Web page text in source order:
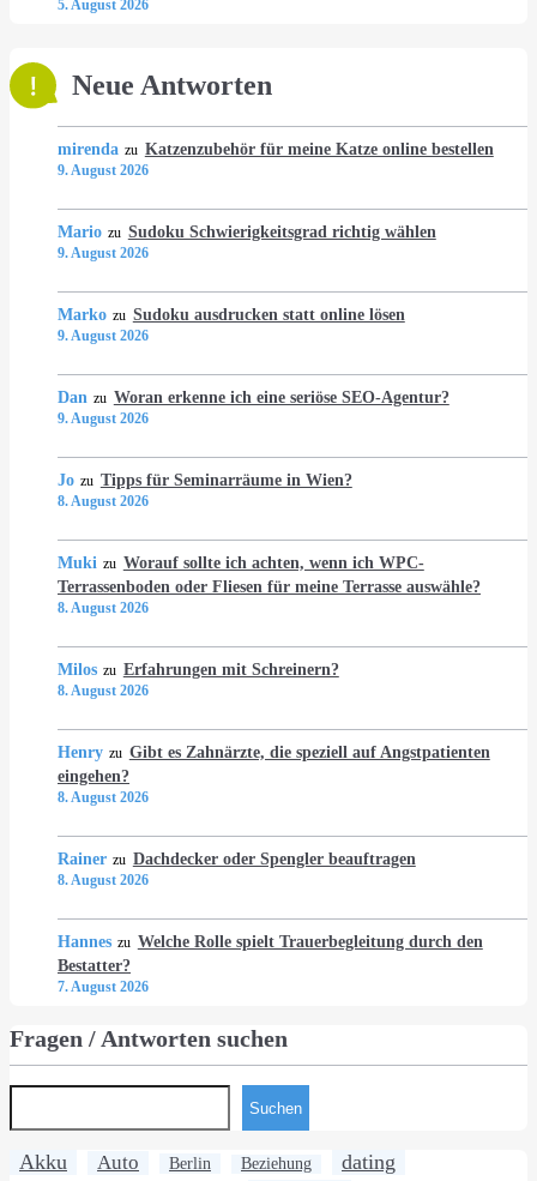
5. August 2026
Neue Antworten
mirenda zu Katzenzubehör für meine Katze online bestellen
9. August 2026
Mario zu Sudoku Schwierigkeitsgrad richtig wählen
9. August 2026
Marko zu Sudoku ausdrucken statt online lösen
9. August 2026
Dan zu Woran erkenne ich eine seriöse SEO-Agentur?
9. August 2026
Jo zu Tipps für Seminarräume in Wien?
8. August 2026
Muki zu Worauf sollte ich achten, wenn ich WPC-
Terrassenboden oder Fliesen für meine Terrasse auswähle?
8. August 2026
Milos zu Erfahrungen mit Schreinern?
8. August 2026
Henry zu Gibt es Zahnärzte, die speziell auf Angstpatienten
eingehen?
8. August 2026
Rainer zu Dachdecker oder Spengler beauftragen
8. August 2026
Hannes zu Welche Rolle spielt Trauerbegleitung durch den
Bestatter?
7. August 2026
Fragen / Antworten suchen
Suchen
Akku Auto Berlin Beziehung dating